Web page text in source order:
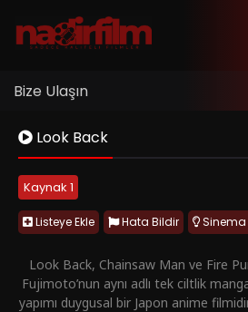
Bize Ulaşın
Look Back
Kaynak 1
Listeye Ekle Hata Bildir
Look Back, Chainsaw Man ve Fire
Fujimoto’nun aynı adlı tek ciltlik
yapımı duygusal bir Japon anime